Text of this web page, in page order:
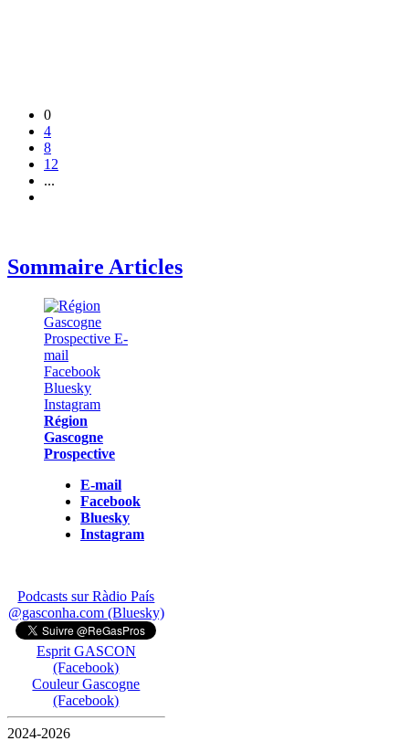
0
4
8
12
...
Sommaire Articles
Région
Gascogne
Prospective
E-mail
Facebook
Bluesky
Instagram
Podcasts sur Ràdio País
@gasconha.com (Bluesky)
Esprit GASCON
(Facebook)
Couleur Gascogne
(Facebook)
2024-2026